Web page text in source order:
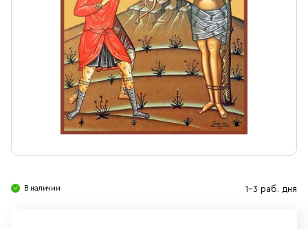
Ювелирные изделия
В наличии 1-3 раб. дня